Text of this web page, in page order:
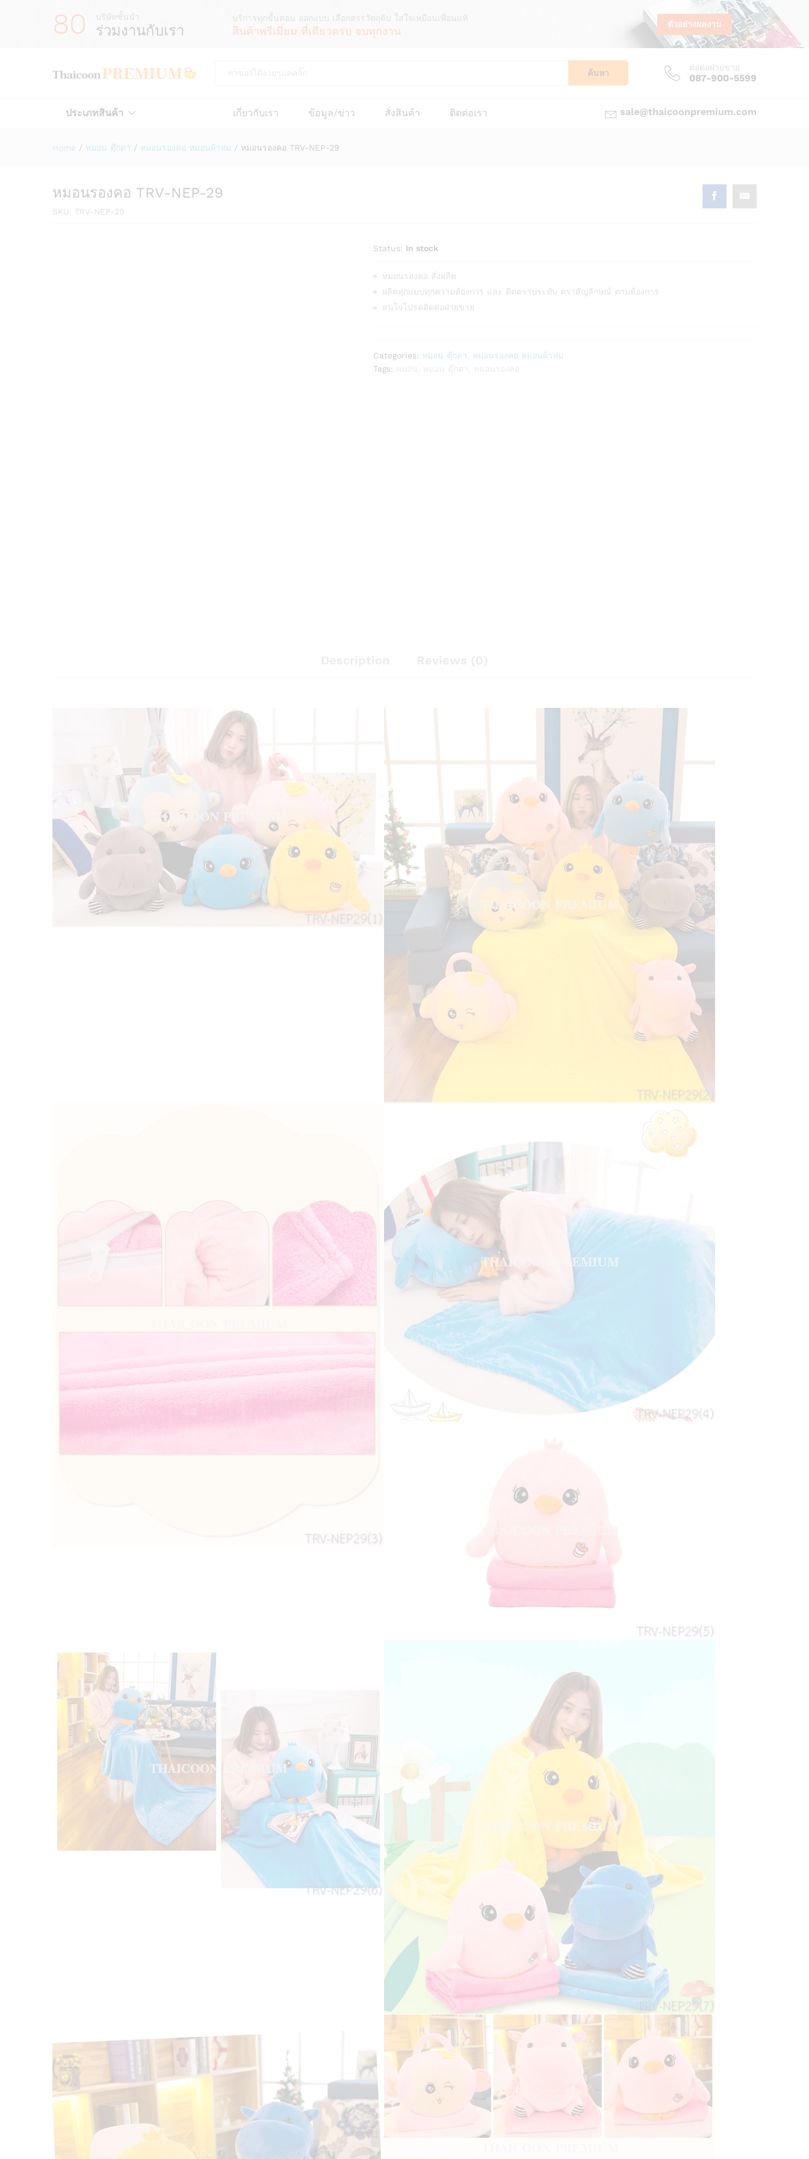
80 บริษัทชั้นนำ
ร่วมงานกับเรา
บริการทุกขั้นตอน ออกแบบ เลือกสรรวัตถุดิบ ใส่ใจเหมือนเพื่อนแท้
สินค้าพรีเมี่ยม ที่เดียวครบ จบทุกงาน
ตัวอย่างผลงาน
ค้นหา
ต่อต่อฝ่ายขาย
087-900-5599
ประเภทสินค้า เกี่ยวกับเรา ข้อมูล/ข่าว สั่งสินค้า ติดต่อเรา sale@thaicoonpremium.com
Home / หมอน ตุ๊กตา / หมอนรองคอ หมอนผ้าห่ม / หมอนรองคอ TRV-NEP-29
หมอนรองคอ TRV-NEP-29
SKU: TRV-NEP-29
Status: In stock
หมอนรองคอ สั่งผลิต
ผลิตทุกแบบทุกความต้องการ และ ติดตราประทับ ตราสัญลักษณ์ ตามต้องการ
สนใจโปรดติดต่อฝ่ายขาย
Categories: หมอน ตุ๊กตา
หมอนรองคอ หมอนผ้าห่ม
Tags: